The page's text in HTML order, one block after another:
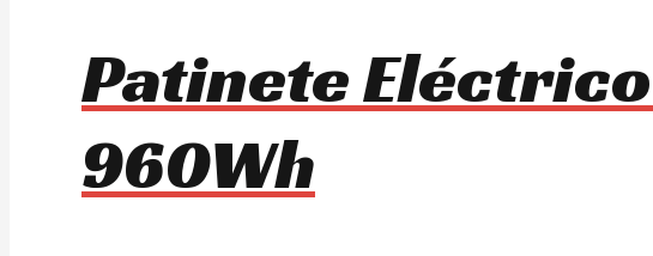
Patinete Eléctrico
960Wh